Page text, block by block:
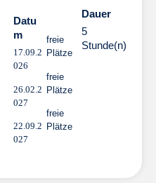
Datu
m
17.09.2
026
26.02.2
027
22.09.2
027
freie
Plätze
freie
Plätze
freie
Plätze
Dauer
5
Stunde(n)